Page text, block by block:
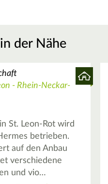
der Nähe
- Rhein-Neckar-
St. Leon-Rot wird
betrieben.
auf den Anbau
verschiedene
und vio…